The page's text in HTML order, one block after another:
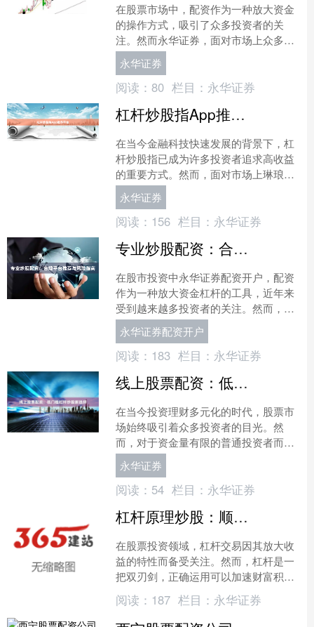
在股票市场中，配资作为一种放大资金
的操作方式，吸引了众多投资者的关
注。然而永华证券，面对市场上众多的
配资平台，如何选择一家正规、安全、
可靠的网站成为投资者最关心....
永华证券
阅读： 80 栏目： 永华证券
杠杆炒股指App推荐平台
在当今金融科技快速发展的背景下，杠
杆炒股指已成为许多投资者追求高收益
的重要方式。然而，面对市场上琳琅满
目的杠杆炒股指App永华证券，如何选
择安全可靠的平台成为投....
永华证券
阅读： 156 栏目： 永华证券
专业炒股配资：合规平台推荐与风险指南
在股市投资中永华证券配资开户，配资
作为一种放大资金杠杆的工具，近年来
受到越来越多投资者的关注。然而，由
于行业监管趋严，许多不合规的配资平
台已被清理出局。对于投资....
永华证券配资开户
阅读： 183 栏目： 永华证券
线上股票配资：低门槛杠杆炒股新选择
在当今投资理财多元化的时代，股票市
场始终吸引着众多投资者的目光。然
而，对于资金量有限的普通投资者而
言，如何以较小的本金参与更高价值的
股票交易，成为许多人关注的焦....
永华证券
阅读： 54 栏目： 永华证券
杠杆原理炒股：顺势加仓与风险管理
在股票投资领域，杠杆交易因其放大收
益的特性而备受关注。然而，杠杆是一
把双刃剑，正确运用可以加速财富积
累，操作不当则可能导致惨重损失。本
文将围绕“顺势加仓”与“风....
阅读： 187 栏目： 永华证券